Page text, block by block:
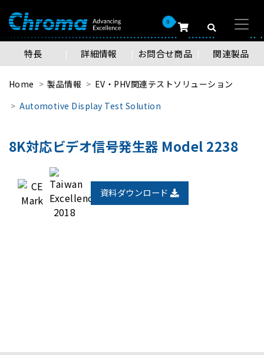
0
特長 詳細情報 お問合せ商品 関連製品
Home 製品情報
EV・PHV関連テストソリューション
Automotive Display Test Solution
8K対応ビデオ信号発生器 Model 2238
資料ダウンロード